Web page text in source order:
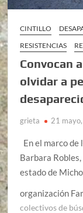
CINTILLO
RESISTENCIAS
Convocan
olvidar a
grieta 21
En el marco
Barbara
estado de
organización
colectivos de